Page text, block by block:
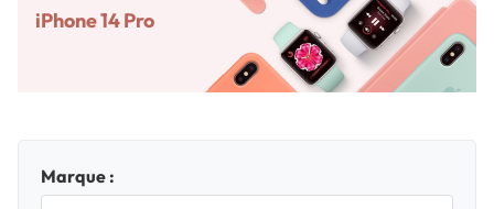
iPhone 14 Pro
Marque :